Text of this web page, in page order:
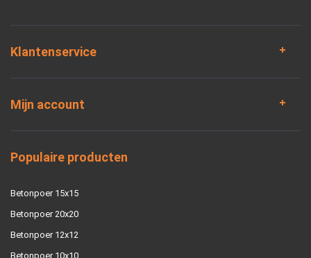
Klantenservice
Mijn account
Populaire producten
Betonpoer 15x15
Betonpoer 20x20
Betonpoer 12x12
Betonpoer 10x10